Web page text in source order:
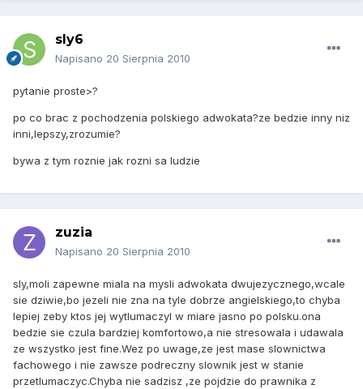
sly6
Napisano 20 Sierpnia 2010
pytanie proste>?
po co brac z pochodzenia polskiego adwokata?ze bedzie inny niz
inni,lepszy,zrozumie?
bywa z tym roznie jak rozni sa ludzie
zuzia
Napisano 20 Sierpnia 2010
sly,moli zapewne miala na mysli adwokata dwujezycznego,wcale
sie dziwie,bo jezeli nie zna na tyle dobrze angielskiego,to chyba
lepiej zeby ktos jej wytlumaczyl w miare jasno po polsku.ona
bedzie sie czula bardziej komfortowo,a nie stresowala i udawala
ze wszystko jest fine.Wez po uwage,ze jest mase slownictwa
fachowego i nie zawsze podreczny slownik jest w stanie
przetlumaczyc.Chyba nie sadzisz ,ze pojdzie do prawnika z